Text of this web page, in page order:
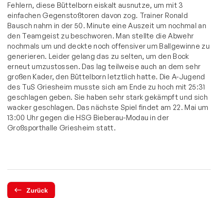
Fehlern, diese Büttelborn eiskalt ausnutze, um mit 3
einfachen Gegenstoßtoren davon zog. Trainer Ronald
Bausch nahm in der 50. Minute eine Auszeit um nochmal an
den Teamgeist zu beschworen. Man stellte die Abwehr
nochmals um und deckte noch offensiver um Ballgewinne zu
generieren. Leider gelang das zu selten, um den Bock
erneut umzustossen. Das lag teilweise auch an dem sehr
großen Kader, den Büttelborn letztlich hatte. Die A-Jugend
des TuS Griesheim musste sich am Ende zu hoch mit 25:31
geschlagen geben. Sie haben sehr stark gekämpft und sich
wacker geschlagen. Das nächste Spiel findet am 22. Mai um
13:00 Uhr gegen die HSG Bieberau-Modau in der
Großsporthalle Griesheim statt.
Zurück